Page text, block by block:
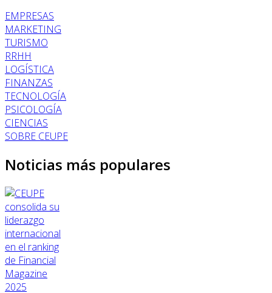
EMPRESAS
MARKETING
TURISMO
RRHH
LOGÍSTICA
FINANZAS
TECNOLOGÍA
PSICOLOGÍA
CIENCIAS
SOBRE CEUPE
Noticias más populares